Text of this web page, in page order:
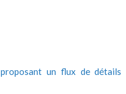
un flux de détails